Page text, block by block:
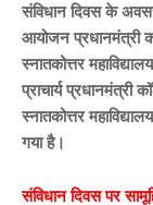
संविधान दिवस के
आयोजन प्रधानमंत्री
स्नातकोत्तर
प्राचार्य
स्नातकोत्तर
गया है।
संविधान दिवस पर